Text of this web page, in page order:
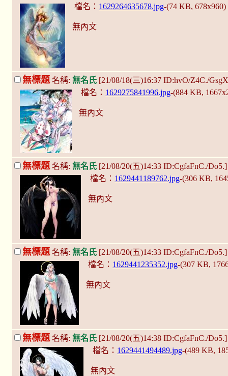
檔名： 1629264635678.jpg-(74 KB, 678x960)
無內文
無標題名稱: 無名氏 [21/08/18(三)16:37 ID:hvO/Z4C./
檔名： 1629275841996.jpg-(884 KB,
無內文
無標題 名稱: 無名氏 [21/08/20(五)14:33 ID:CgfaFnC./
檔名： 1629441189762.jpg-(306 KB,
無內文
無標題 名稱: 無名氏 [21/08/20(五)14:33 ID:CgfaFnC./
檔名： 1629441235352.jpg-(307 KB,
無內文
無標題 名稱: 無名氏 [21/08/20(五)14:38 ID:CgfaFnC./
檔名： 1629441494489.jpg-(489 KB,
無內文